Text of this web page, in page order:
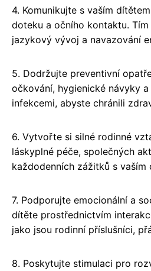
4. Komunikujte s vaším
doteku a očního kontaktu.
jazykový vývoj a navazování
5. Dodržujte preventivní
očkování, hygienické návyky
infekcemi, abyste chránili
6. Vytvořte si silné rodinné
láskyplné péče, společných
každodenních zážitků s vaším
7. Podporujte emocionální a
dítěte prostřednictvím
jako jsou rodinní příslušníci,
8. Poskytujte stimulaci pro